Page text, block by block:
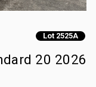
Lot 2525A
2026 20 ft Standard حاويات تخزين